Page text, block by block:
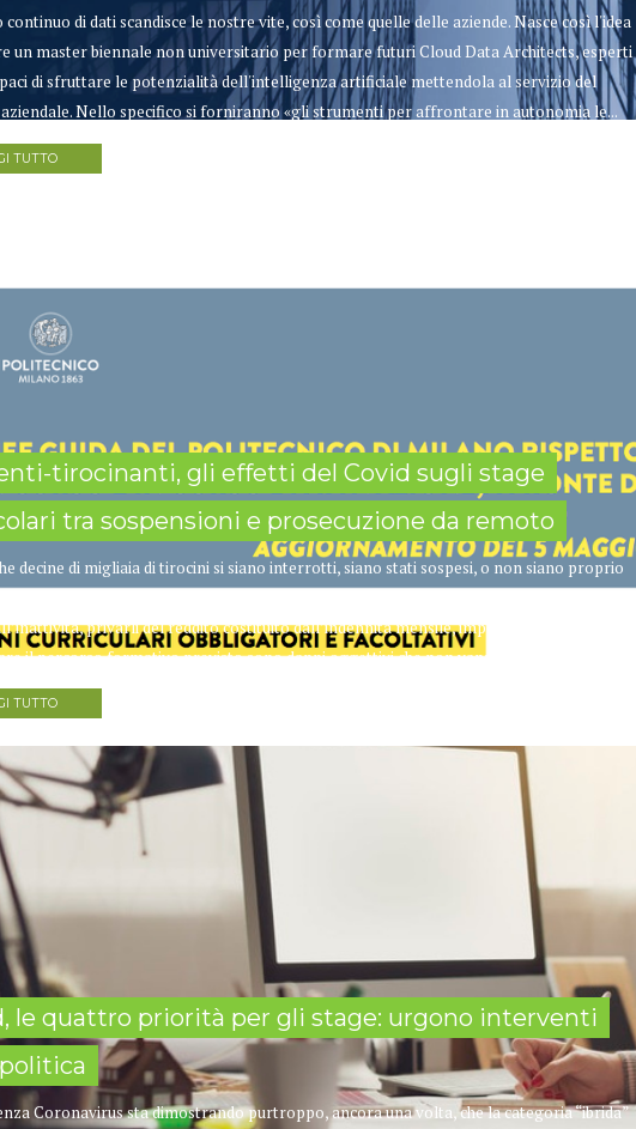
continuo di dati scandisce le nostre vite, così come quelle delle aziende. Nasce così l'idea
un master biennale non universitario per formare futuri Cloud Data Architects, esperti
di sfruttare le potenzialità dell'intelligenza artificiale mettendola al servizio del
aziendale. Nello specifico si forniranno «gli strumenti per affrontare in autonomia le...
TUTTO
tirocinanti, gli effetti del Covid sugli stage
tra sospensioni e prosecuzione da remoto
decine di migliaia di tirocini si siano interrotti, siano stati sospesi, o non siano proprio
privarli del reddito costituito dall’indennità mensile, impedire loro di
il percorso formativo previsto sono danni oggettivi che non vanno sottovalutati...
TUTTO
le quattro priorità per gli stage: urgono interventi
Coronavirus sta dimostrando purtroppo, ancora una volta, che la categoria “ibrida”